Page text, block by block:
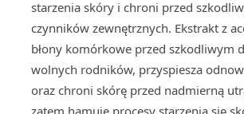
starzenia skóry i chroni przed
czynników zewnętrznych. Ekstrakt z
błony komórkowe przed szkodliwym
wolnych rodników, przyspiesza
oraz chroni skórę przed nadmierną
zatem hamuje procesy starzenia się